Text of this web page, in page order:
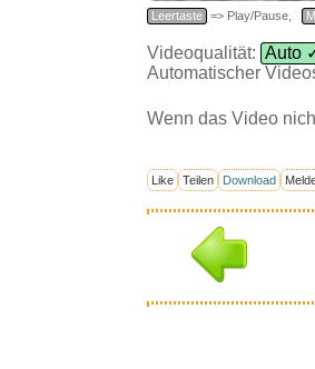
Leertaste => Play/Pause, M
Videoqualität: Auto
Automatischer
Wenn das Video
Like Teilen Download